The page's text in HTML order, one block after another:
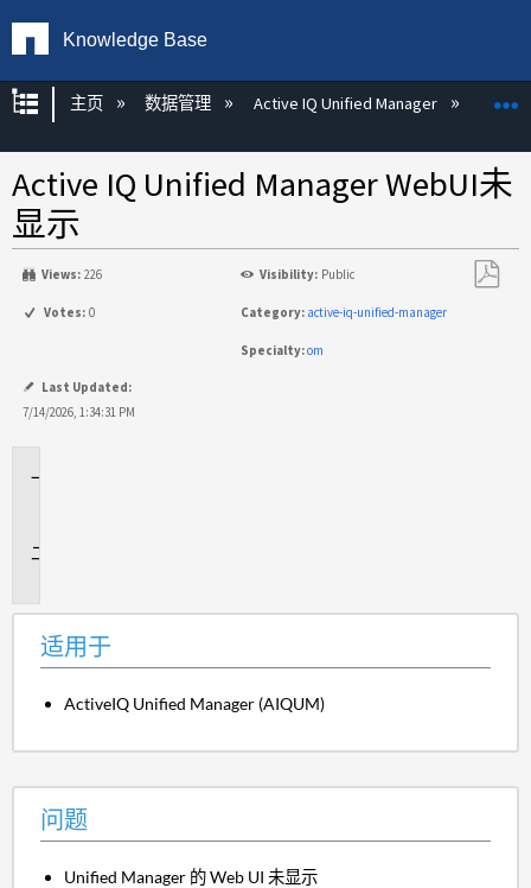
Knowledge Base
扩展/隐缩全局层次
主页 数据管理 Active IQ Unified Manager
Active IQ Unified Manager WebUI未
显示
Views: 226 Visibility: Public
Votes: 0 Category: active-iq-unified-manager
Specialty:om
Last Updated:
7/14/2026, 1:34:31 PM
适用于
ActiveIQ Unified Manager (AIQUM)
问题
Unified Manager 的 Web UI 未显示